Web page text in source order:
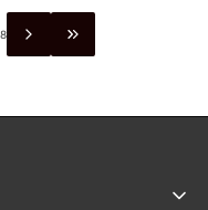
Z PRODUKTAMI
PRZEJDŹ DO